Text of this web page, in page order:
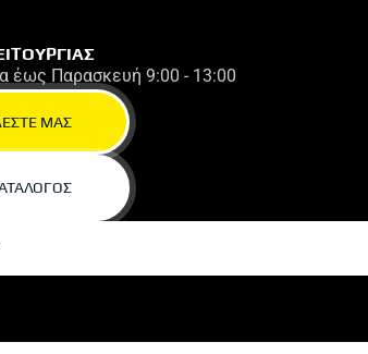
έως Παρασκευή 9:00 - 13:00
ΜΑΣ